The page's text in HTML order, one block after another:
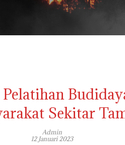
Sekitar
Admin
12 Januari 2023